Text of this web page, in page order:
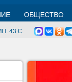
ОБЩЕСТВО
43 C.